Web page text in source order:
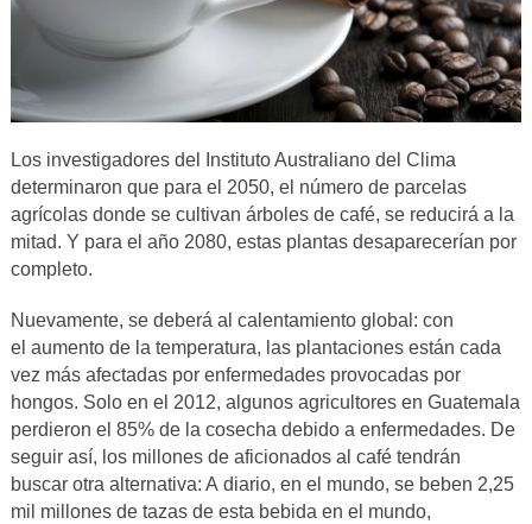
Los investigadores del Instituto Australiano del Clima
determinaron que para el 2050, el número de parcelas
agrícolas donde se cultivan árboles de café, se reducirá a la
mitad. Y para el año 2080, estas plantas desaparecerían por
completo.
Nuevamente, se deberá al calentamiento global: con
el aumento de la temperatura, las plantaciones están cada
vez más afectadas por enfermedades provocadas por
hongos. Solo en el 2012, algunos agricultores en Guatemala
perdieron el 85% de la cosecha debido a enfermedades. De
seguir así, los millones de aficionados al café tendrán
buscar otra alternativa: A diario, en el mundo, se beben 2,25
mil millones de tazas de esta bebida en el mundo,